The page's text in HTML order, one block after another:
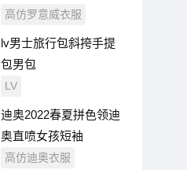
高仿罗意威衣服
lv男士旅行包斜挎手提
包男包
LV
迪奥2022春夏拼色领迪
奥直喷女孩短袖
高仿迪奥衣服